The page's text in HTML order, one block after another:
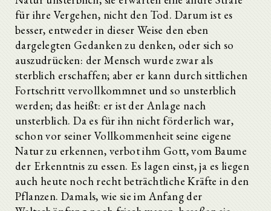
für ihre Vergehen, nicht den Tod. Darum ist es
besser, entweder in dieser Weise den eben
dargelegten Gedanken zu denken, oder sich so
auszudrücken: der Mensch wurde zwar als
sterblich erschaffen; aber er kann durch sittlichen
Fortschritt vervollkommnet und so unsterblich
werden; das heißt: er ist der Anlage nach
unsterblich. Da es für ihn nicht förderlich war,
schon vor seiner Vollkommenheit seine eigene
Natur zu erkennen, verbot ihm Gott, vom Baume
der Erkenntnis zu essen. Es lagen einst, ja es liegen
auch heute noch recht beträchtliche Kräfte in den
Pflanzen. Damals, wie sie im Anfang der